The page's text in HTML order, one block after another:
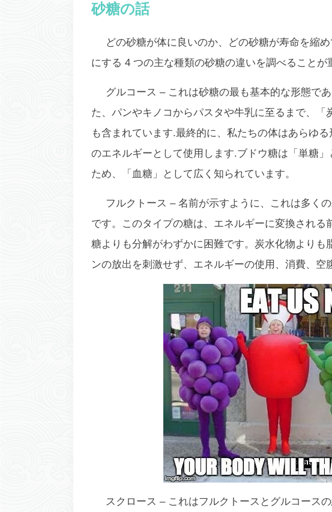
砂糖の話
どの砂糖が体に良いのか、どの砂糖が寿命を縮
にする 4 つの主な種類の砂糖の違いを調べることが
グルコース – これは砂糖の最も基本的な形態で
た、パンやキノコからパスタや牛乳に至るまで、
も含まれています.最終的に、私たちの体はあらゆ
のエネルギーとして使用します.ブドウ糖は「単糖
ため、「血糖」として広く知られています。
フルクトース – 名前が示すように、これは多く
です。このタイプの糖は、エネルギーに変換され
糖よりも分解がわずかに困難です。炭水化物よりも
ンの放出を刺激せず、エネルギーの使用、消費、
スクロース – これはフルクトースとグルコース